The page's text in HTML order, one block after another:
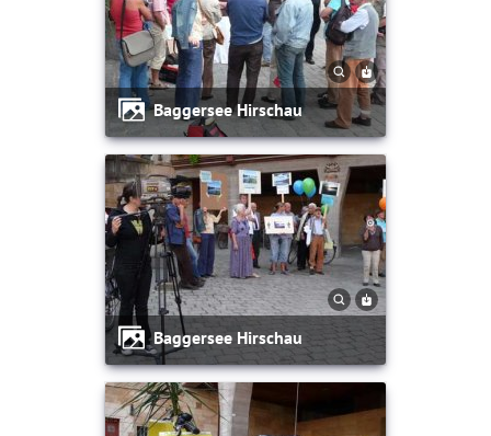
Baggersee Hirschau
Baggersee Hirschau